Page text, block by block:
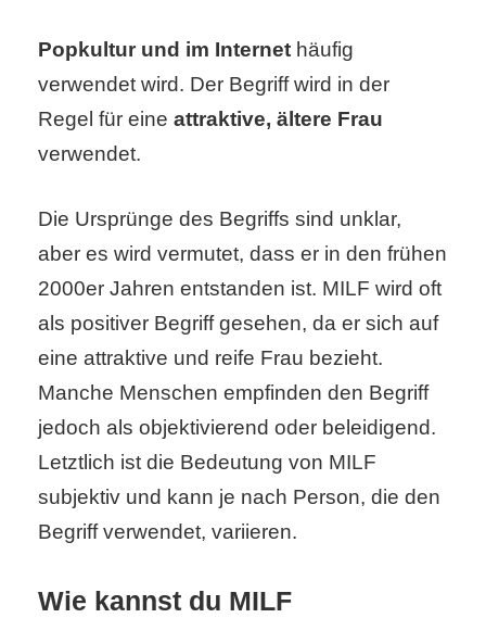
Popkultur und im Internethäufig
verwendet wird. Der Begriff wird in der
Regel für eine attraktive, ältere Frau
verwendet.
Die Ursprünge des Begriffs sind unklar,
aber es wird vermutet, dass er in den frühen
2000er Jahren entstanden ist. MILF wird oft
als positiver Begriff gesehen, da er sich auf
eine attraktive und reife Frau bezieht.
Manche Menschen empfinden den Begriff
jedoch als objektivierend oder beleidigend.
Letztlich ist die Bedeutung von MILF
subjektiv und kann je nach Person, die den
Begriff verwendet, variieren.
Wie kannst du MILF